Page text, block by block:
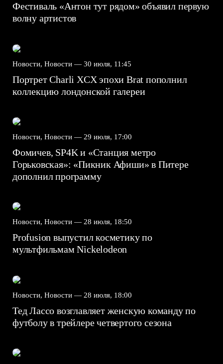
Фестиваль «Антон тут рядом» объявил первую
волну артистов
Новости, Новости — 30 июля, 11:45
Портрет Charli XCX эпохи Brat пополнил
коллекцию лондонской галереи
Новости, Новости — 29 июля, 17:00
Фомичев, SP4K и «Станция метро
Горьковская»: «Пикник Афиши» в Питере
дополнил программу
Новости, Новости — 28 июля, 18:50
Profusion выпустил косметику по
мультфильмам Nickelodeon
Новости, Новости — 28 июля, 18:00
Тед Лассо возглавляет женскую команду по
футболу в трейлере четвертого сезона